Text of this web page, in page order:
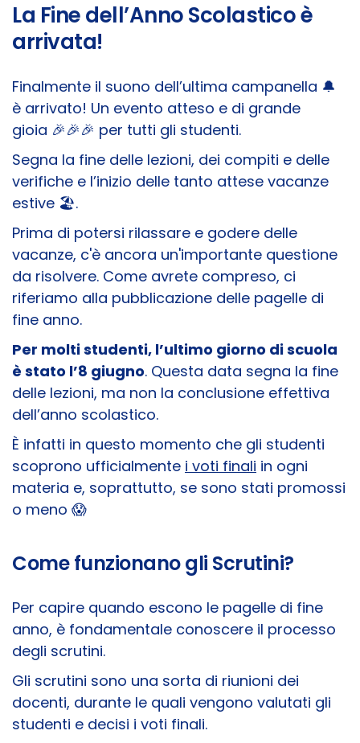
La Fine dell’Anno Scolastico è
arrivata!
Finalmente il suono dell’ultima campanella 🔔
è arrivato! Un evento atteso e di grande
gioia 🎉🎉🎉 per tutti gli studenti.
Segna la fine delle lezioni, dei compiti e delle
verifiche e l’inizio delle tanto attese vacanze
estive 🏖️​.
Prima di potersi rilassare e godere delle
vacanze, c'è ancora un'importante questione
da risolvere. Come avrete compreso, ci
riferiamo alla pubblicazione delle pagelle di
fine anno.
Per molti studenti, l’ultimo giorno di scuola
è stato l’8 giugno. Questa data segna la fine
delle lezioni, ma non la conclusione effettiva
dell’anno scolastico.
È infatti in questo momento che gli studenti
scoprono ufficialmente i voti finali in ogni
materia e, soprattutto, se sono stati promossi
o meno 😱​
Come funzionano gli Scrutini?
Per capire quando escono le pagelle di fine
anno, è fondamentale conoscere il processo
degli scrutini.
Gli scrutini sono una sorta di riunioni dei
docenti, durante le quali vengono valutati gli
studenti e decisi i voti finali.